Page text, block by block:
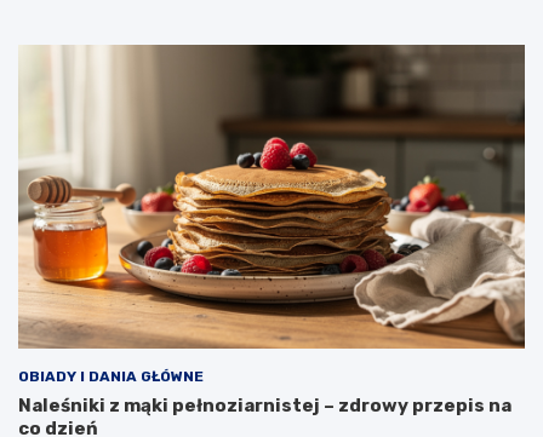
OBIADY I DANIA GŁÓWNE
Naleśniki z mąki pełnoziarnistej – zdrowy przepis na
co dzień